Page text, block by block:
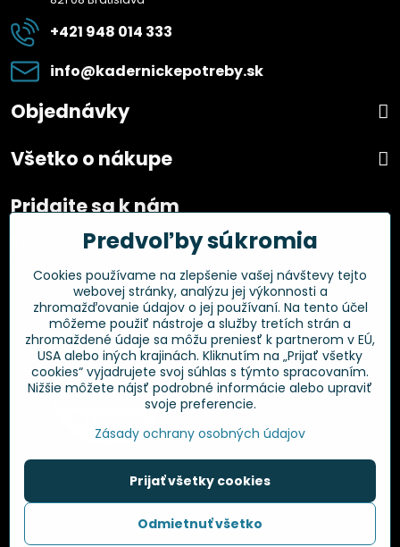
+421 948 014 333
info​@kadernickepotreby​.sk
Objednávky
Všetko o nákupe
Pridajte sa k nám
Facebook
Overené zákazníkmi
©2026Copyright
Predvoľby súkromiaZásady ochrany osobných údajov
Predvoľby súkromia
Cookies používame na zlepšenie vašej návštevy tejto
webovej stránky, analýzu jej výkonnosti a
zhromažďovanie údajov o jej používaní. Na tento účel
môžeme použiť nástroje a služby tretích strán a
zhromaždené údaje sa môžu preniesť k partnerom v EÚ,
USA alebo iných krajinách. Kliknutím na „Prijať všetky
cookies“ vyjadrujete svoj súhlas s týmto spracovaním.
Nižšie môžete nájsť podrobné informácie alebo upraviť
svoje preferencie.
Zásady ochrany osobných údajov
Prijať všetky cookies
Odmietnuť všetko